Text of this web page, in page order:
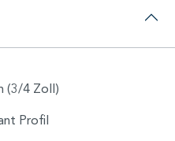
(3/4 Zoll)
Profil